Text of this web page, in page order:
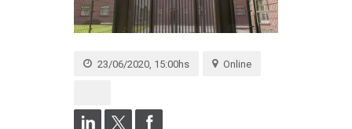
23/06/2020, 15:00hs Online